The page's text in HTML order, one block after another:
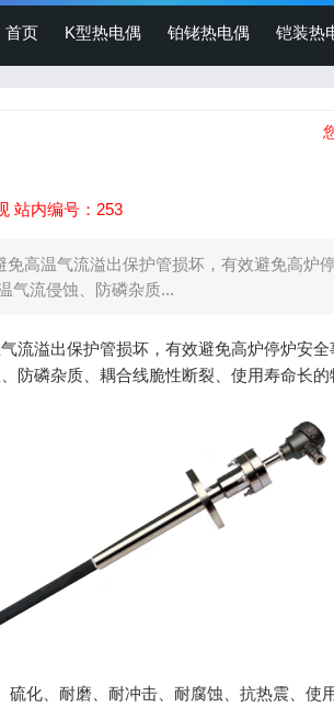
首页 K型热电偶 铂铑热电偶 铠装热
站内编号：253
高温气流溢出保护管损坏，有效避免高炉
气流侵蚀、防磷杂质...
流溢出保护管损坏，有效避免高炉停炉安
防磷杂质、耦合线脆性断裂、使用寿命长
化、耐磨、耐冲击、耐腐蚀、抗热震、使